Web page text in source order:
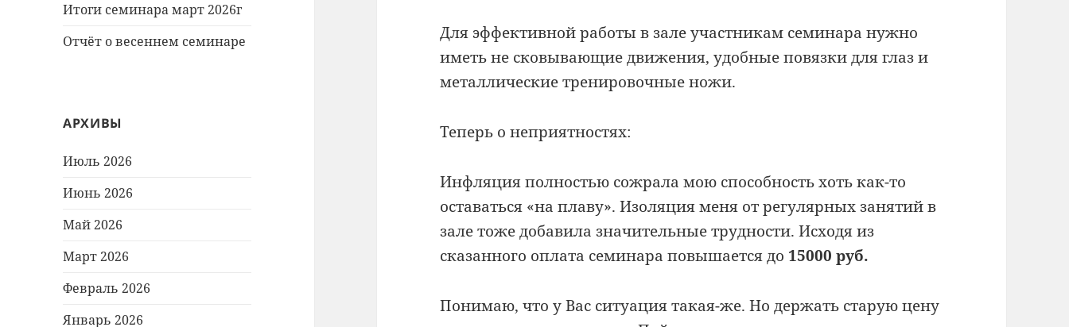
Итоги семинара март 2026г
Отчёт о весеннем семинаре
АРХИВЫ
Июль 2026
Июнь 2026
Май 2026
Март 2026
Февраль 2026
Январь 2026
Для эффективной работы в зале участникам семинара нужно
иметь не сковывающие движения, удобные повязки для глаз и
металлические тренировочные ножи.
Теперь о неприятностях:
Инфляция полностью сожрала мою способность хоть как-то
оставаться «на плаву». Изоляция меня от регулярных занятий в
зале тоже добавила значительные трудности. Исходя из
сказанного оплата семинара повышается до 15000 руб.
Понимаю, что у Вас ситуация такая-же. Но держать старую цену